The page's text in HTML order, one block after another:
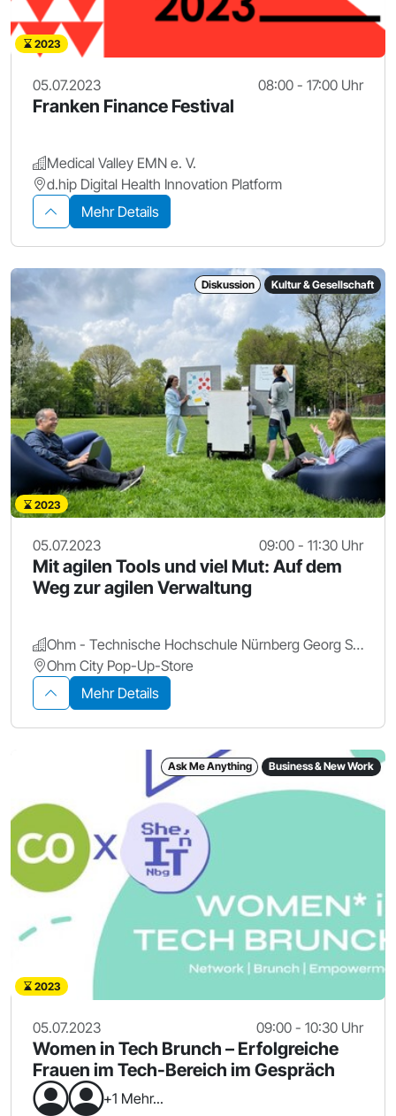
2023
05.07.2023 08:00 - 17:00 Uhr
Franken Finance Festival
Medical Valley EMN e. V.
d.hip Digital Health Innovation Platform
Mehr Details
Diskussion Kultur & Gesellschaft
2023
05.07.2023 09:00 - 11:30 Uhr
Mit agilen Tools und viel Mut: Auf dem
Weg zur agilen Verwaltung
Ohm - Technische Hochschule Nürnberg Georg Simon Ohm
Ohm City Pop-Up-Store
Mehr Details
Ask Me Anything Business & New Work
2023
05.07.2023 09:00 - 10:30 Uhr
Women in Tech Brunch – Erfolgreiche
Frauen im Tech-Bereich im Gespräch
+1 Mehr...